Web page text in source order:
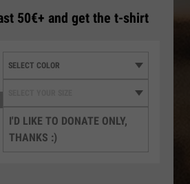
50€+ and get the t-shirt
I'D LIKE TO DONATE ONLY,
THANKS :)